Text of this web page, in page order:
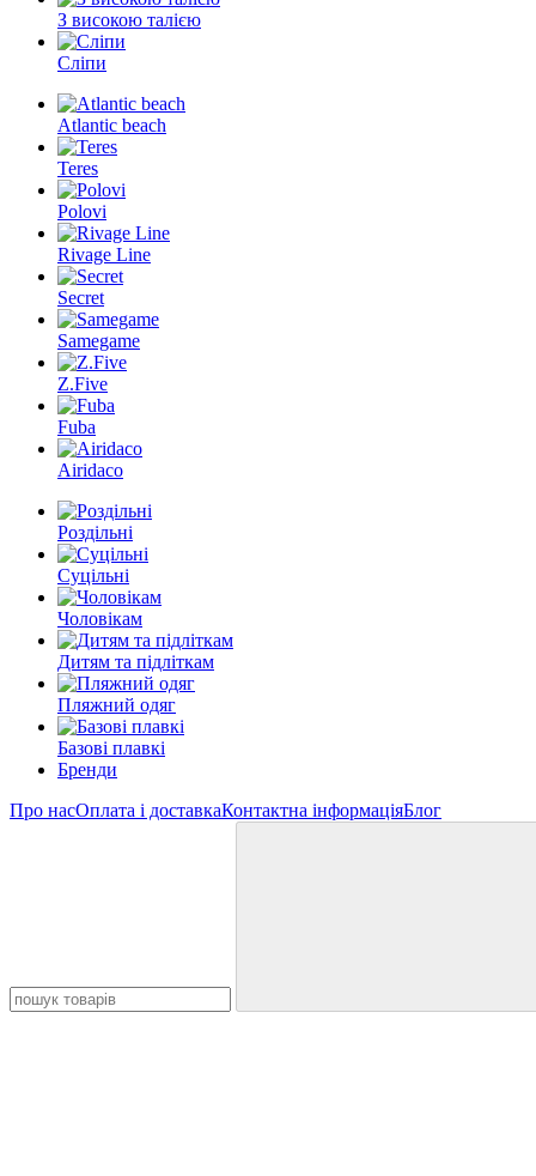
З високою талією
Сліпи
Atlantic beach
Teres
Polovi
Rivage Line
Secret
Samegame
Z.Five
Fuba
Airidaco
Роздільні
Суцільні
Чоловікам
Дитям та підліткам
Пляжний одяг
Базові плавкі
Бренди
Про насОплата і доставкаКонтактна інформаціяБлог